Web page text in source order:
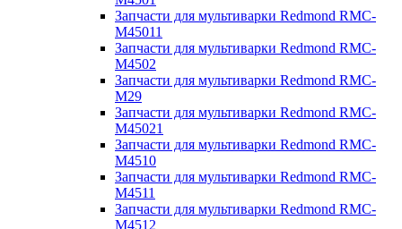
Запчасти для мультиварки Redmond RMC-
M45011
Запчасти для мультиварки Redmond RMC-
M4502
Запчасти для мультиварки Redmond RMC-
M29
Запчасти для мультиварки Redmond RMC-
M45021
Запчасти для мультиварки Redmond RMC-
M4510
Запчасти для мультиварки Redmond RMC-
M4511
Запчасти для мультиварки Redmond RMC-
M4512